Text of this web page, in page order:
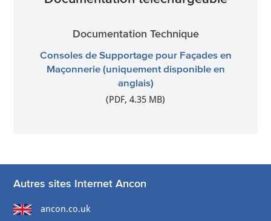
Documentation Technique
Consoles de Supportage pour Façades en
Maçonnerie (uniquement disponible en
anglais)
(PDF, 4.35 MB)
Autres sites Internet Ancon
ancon.co.uk